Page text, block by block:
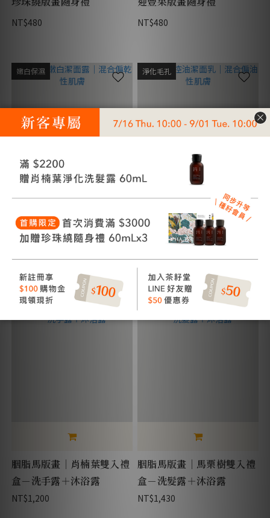
NT$480 NT$480
嫩白保濕
水芙蓉嫩白潔面露｜混合偏
乾性肌膚
NT$780
淨化毛孔
肖楠葉控油潔面乳｜混合偏
油性肌膚
NT$780
胭脂馬版畫｜肖楠葉雙入禮
盒－洗手露＋沐浴露
NT$1,200
胭脂馬版畫｜馬栗樹雙入禮
盒－洗髮露＋沐浴露
NT$1,430